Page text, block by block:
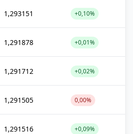
1,293151 +0,10%
1,291878 +0,01%
1,291712 +0,02%
1,291505 0,00%
1,291516 +0,09%